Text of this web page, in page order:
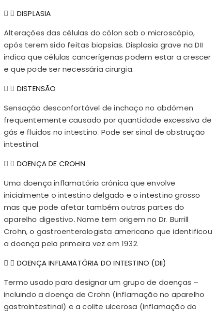
DISPLASIA
Alterações das células do cólon sob o microscópio,
após terem sido feitas biopsias. Displasia grave na DII
indica que células cancerígenas podem estar a crescer
e que pode ser necessária cirurgia.
DISTENSÃO
Sensação desconfortável de inchaço no abdómen
frequentemente causado por quantidade excessiva de
gás e fluidos no intestino. Pode ser sinal de obstrução
intestinal.
DOENÇA DE CROHN
Uma doença inflamatória crónica que envolve
inicialmente o intestino delgado e o intestino grosso
mas que pode afetar também outras partes do
aparelho digestivo. Nome tem origem no Dr. Burrill
Crohn, o gastroenterologista americano que identificou
a doença pela primeira vez em 1932.
DOENÇA INFLAMATÓRIA DO INTESTINO (DII)
Termo usado para designar um grupo de doenças –
incluindo a doença de Crohn (inflamação no aparelho
gastrointestinal) e a colite ulcerosa (inflamação do